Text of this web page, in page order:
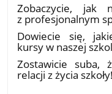
​Zobaczycie, jak
z profesjonalnym
​Dowiecie się,
kursy w naszej
​Zostawicie suba,
relacji z życia szkoły!